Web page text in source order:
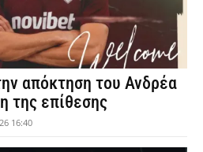
απόκτηση του Ανδρέα
της επίθεσης
16:40